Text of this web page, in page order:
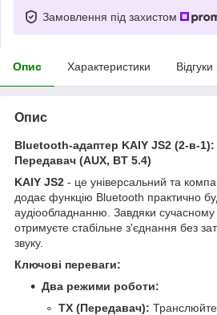
Замовлення під захистом
Опис Характеристики
Опис
Bluetooth-адаптер KAIY JS2 (2-в-
Передавач (AUX, BT 5.4)
KAIY JS2 - це універсальний та
додає функцію Bluetooth практично
аудіообладнанню. Завдяки сучасному
отримуєте стабільне з'єднання без
звуку.
Ключові переваги:
Два режими роботи:
TX (Передавач): Транслюйте